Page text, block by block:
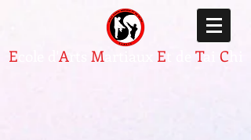
E Arts Martiaux E Tai C